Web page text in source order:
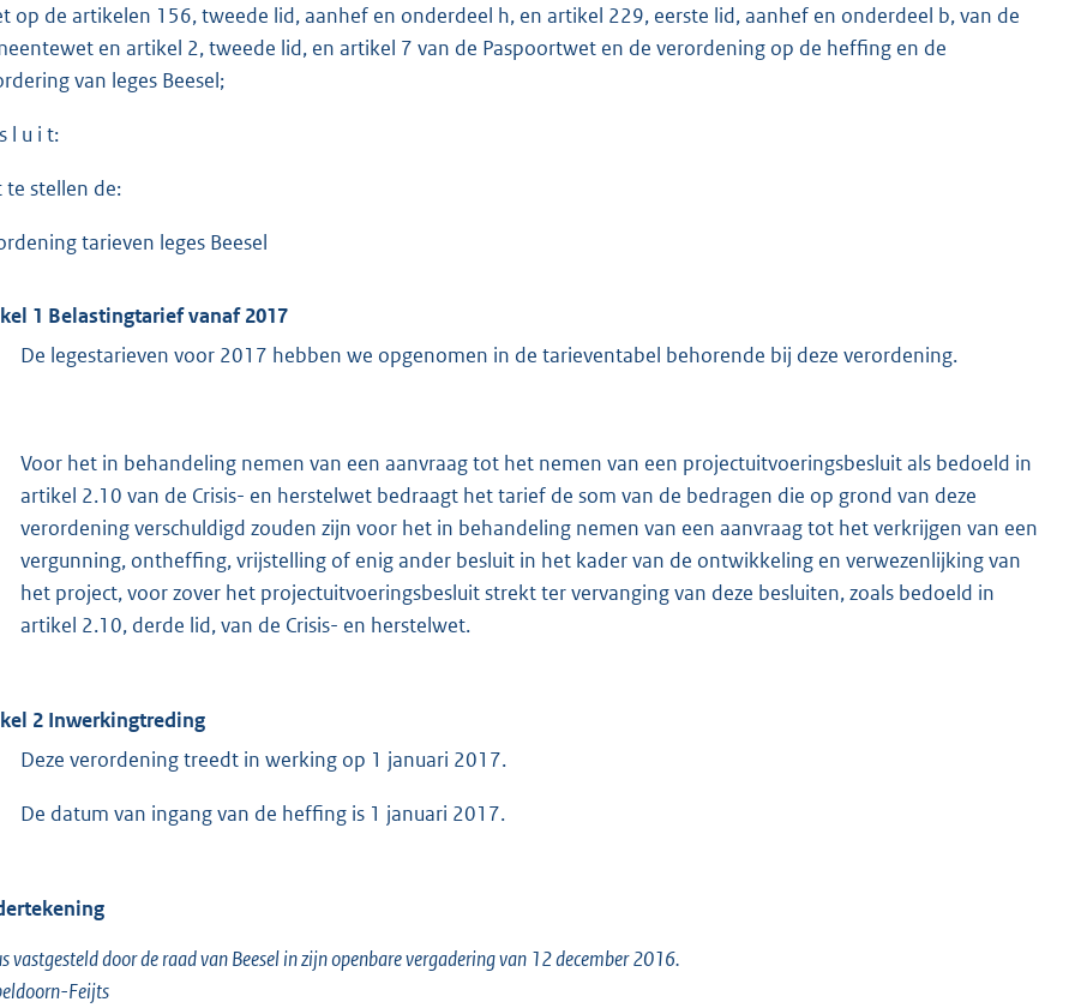
op de artikelen 156, tweede lid, aanhef en onderdeel h, en artikel 229, eerste lid, aanhef en onderdeel b, van de
en artikel 2, tweede lid, en artikel 7 van de Paspoortwet en de verordening op de heffing en de
van leges Beesel;
l u i t:
te stellen de:
tarieven leges Beesel
1 Belastingtarief vanaf 2017
De legestarieven voor 2017 hebben we opgenomen in de tarieventabel behorende bij deze verordening.
Voor het in behandeling nemen van een aanvraag tot het nemen van een projectuitvoeringsbesluit als bedoeld in
artikel 2.10 van de Crisis- en herstelwet bedraagt het tarief de som van de bedragen die op grond van deze
verordening verschuldigd zouden zijn voor het in behandeling nemen van een aanvraag tot het verkrijgen van een
vergunning, ontheffing, vrijstelling of enig ander besluit in het kader van de ontwikkeling en verwezenlijking van
het project, voor zover het projectuitvoeringsbesluit strekt ter vervanging van deze besluiten, zoals bedoeld in
artikel 2.10, derde lid, van de Crisis- en herstelwet.
2 Inwerkingtreding
Deze verordening treedt in werking op 1 januari 2017.
De datum van ingang van de heffing is 1 januari 2017.
vastgesteld door de raad van Beesel in zijn openbare vergadering van 12 december 2016.
Feijts